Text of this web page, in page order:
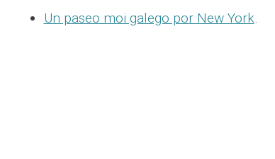
Un paseo moi galego por New York.